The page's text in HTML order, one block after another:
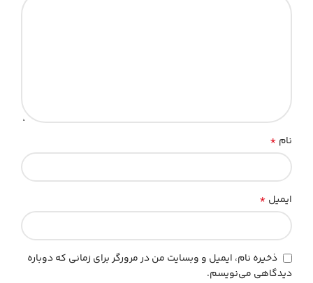
نام *
ایمیل *
ذخیره نام، ایمیل و وبسایت من در مرورگر برای زمانی که دوباره
دیدگاهی می‌نویسم.